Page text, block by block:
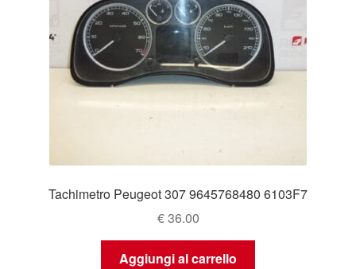
Tachimetro Peugeot 307 9645768480 6103F7
€36.00
Aggiungi al carrello